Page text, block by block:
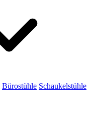
Bürostühle Schaukelstühle